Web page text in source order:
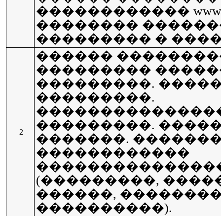
������������
��������
��������� �
2
������
���������
���������.
���������.
���������. ������
�������.
������������
(���������,
������,
����������).